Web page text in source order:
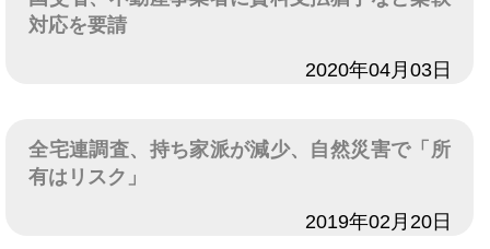
対応を要請
2020年04月03日
全宅連調査、持ち家派が減少、自然災害で「所
有はリスク」
2019年02月20日